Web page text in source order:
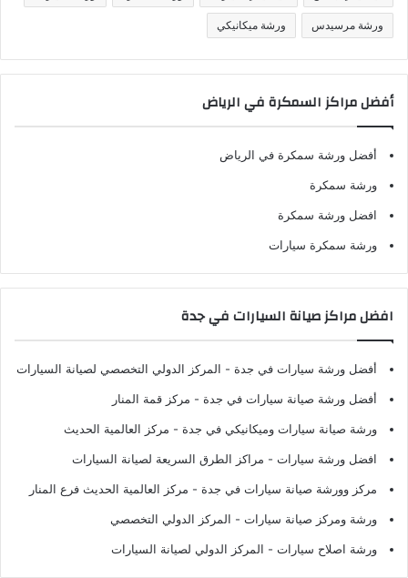
ورشة مرسيدس ورشة ميكانيكي
أفضل مراكز السمكرة في الرياض
أفضل ورشة سمكرة في الرياض
ورشة سمكرة
افضل ورشة سمكرة
ورشة سمكرة سيارات
افضل مراكز صيانة السيارات في جدة
أفضل ورشة سيارات في جدة - المركز الدولي التخصصي لصيانة السيارات
أفضل ورشة صيانة سيارات في جدة - مركز قمة المنار
ورشة صيانة سيارات وميكانيكي في جدة - مركز العالمية الحديث
افضل ورشة سيارات - مراكز الطرق السريعة لصيانة السيارات
مركز وورشة صيانة سيارات في جدة - مركز العالمية الحديث فرع المنار
ورشة ومركز صيانة سيارات - المركز الدولي التخصصي
ورشة اصلاح سيارات - المركز الدولي لصيانة السيارات